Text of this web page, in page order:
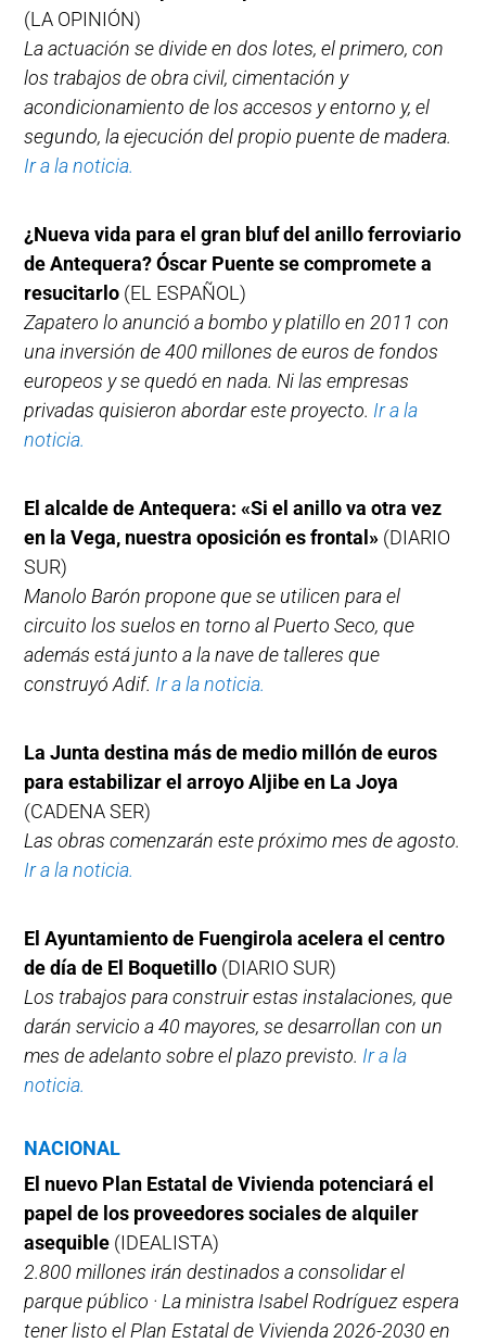
(LA OPINIÓN)
La actuación se divide en dos lotes, el primero, con
los trabajos de obra civil, cimentación y
acondicionamiento de los accesos y entorno y, el
segundo, la ejecución del propio puente de madera.
Ir a la noticia.
¿Nueva vida para el gran bluf del anillo ferroviario
de Antequera? Óscar Puente se compromete a
resucitarlo (EL ESPAÑOL)
Zapatero lo anunció a bombo y platillo en 2011 con
una inversión de 400 millones de euros de fondos
europeos y se quedó en nada. Ni las empresas
privadas quisieron abordar este proyecto. Ir a la
noticia.
El alcalde de Antequera: «Si el anillo va otra vez
en la Vega, nuestra oposición es frontal» (DIARIO
SUR)
Manolo Barón propone que se utilicen para el
circuito los suelos en torno al Puerto Seco, que
además está junto a la nave de talleres que
construyó Adif. Ir a la noticia.
La Junta destina más de medio millón de euros
para estabilizar el arroyo Aljibe en La Joya
(CADENA SER)
Las obras comenzarán este próximo mes de agosto.
Ir a la noticia.
El Ayuntamiento de Fuengirola acelera el centro
de día de El Boquetillo (DIARIO SUR)
Los trabajos para construir estas instalaciones, que
darán servicio a 40 mayores, se desarrollan con un
mes de adelanto sobre el plazo previsto. Ir a la
noticia.
NACIONAL
El nuevo Plan Estatal de Vivienda potenciará el
papel de los proveedores sociales de alquiler
asequible (IDEALISTA)
2.800 millones irán destinados a consolidar el
parque público · La ministra Isabel Rodríguez espera
tener listo el Plan Estatal de Vivienda 2026-2030 en